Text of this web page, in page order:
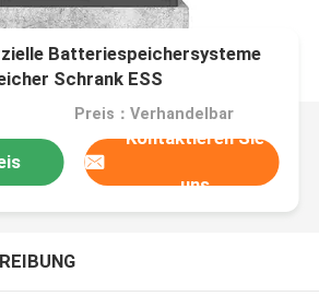
Batteriespeichersysteme
Schrank ESS
Preis：Verhandelbar
Kontaktieren Sie
uns